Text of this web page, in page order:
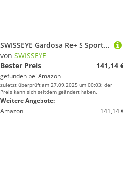
SWISSEYE Gardosa Re+ S Sportbrille (100% UVA-, UVB- und UVC-Schutz, verstellbarer Nasenbereich & gummierte Bügelenden, splitterfreies Material TR90, inkl. Etui), dark blue matt/turquoise
von SWISSEYE
Bester Preis
141,14
gefunden bei Amazon
zuletzt überprüft am 27.09.2025 um 00:03; der
Preis kann sich seitdem geändert haben.
Weitere Angebote:
Amazon
141,14